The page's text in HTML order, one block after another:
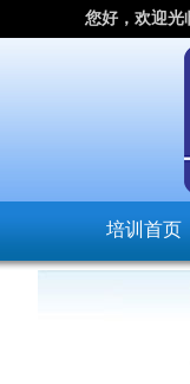
您好，欢迎光
培训首页